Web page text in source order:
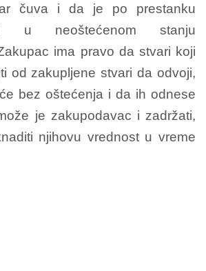
čuva i da je po prestanku
u neoštećenom stanju
ima pravo da stvari koji
od zakupljene stvari da odvoji,
bez oštećenja i da ih odnese
je zakupodavac i zadržati,
njihovu vrednost u vreme